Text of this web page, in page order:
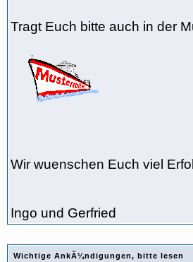
Tragt Euch bitte auch in der
Wir wuenschen Euch viel
Ingo und Gerfried
Wichtige AnkÃ¼ndigungen, bitte lesen